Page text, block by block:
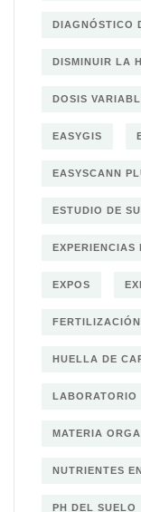
DIAGNÓSTICO
DISMINUIR LA
DOSIS
EASYGIS
EASYSCANN
ESTUDIO DE
EXPERIENCIAS
EXPOS
FERTILIZACIÓN
HUELLA DE
LABORATORIO
MATERIA
NUTRIENTES
PH DEL SUELO